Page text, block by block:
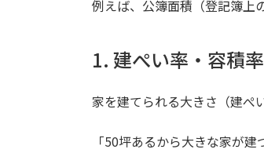
例えば、公簿面積（登記簿上
1. 建ぺい率・容積
家を建てられる大きさ（建ぺ
「50坪あるから大きな家が